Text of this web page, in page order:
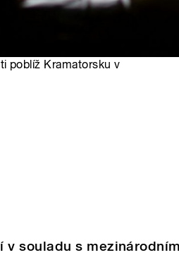
poblíž Kramatorsku v
v souladu s